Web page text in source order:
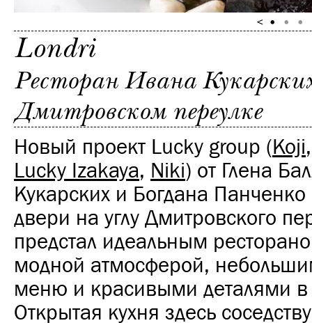
Londri
Ресторан Ивана
Дмитровском переулке
Новый проект Lucky group (Koji
Lucky Izakaya, Niki) от Глена
Кукарских и Богдана
двери на углу Дмитровского
предстал идеальным
модной атмосферой,
меню и красивыми деталями в
Открытая кухня здесь